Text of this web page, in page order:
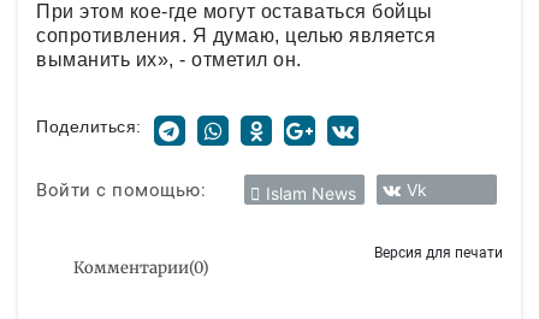
При этом кое-где могут оставаться бойцы
сопротивления. Я думаю, целью является
выманить их», - отметил он.
Поделиться:
Войти с помощью: Islam News Vk
Комментарии(0)
Версия для печати